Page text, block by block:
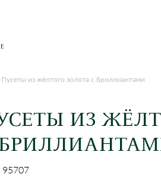
Пусеты из жёлтого золота с бриллиантами
ИЗ
95707